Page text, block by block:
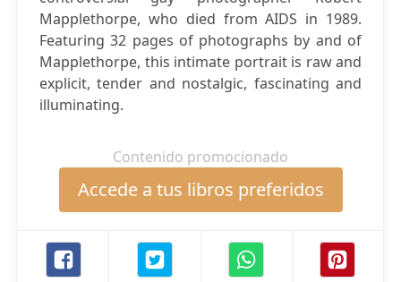
Mapplethorpe, who died from AIDS in 1989.
Featuring 32 pages of photographs by and of
Mapplethorpe, this intimate portrait is raw and
explicit, tender and nostalgic, fascinating and
illuminating.
Contenido promocionado
Accede a tus libros preferidos